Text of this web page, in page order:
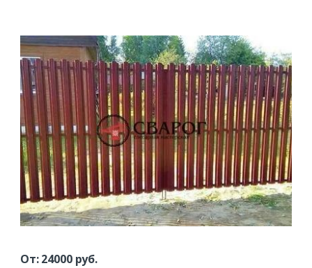
От:24000руб.